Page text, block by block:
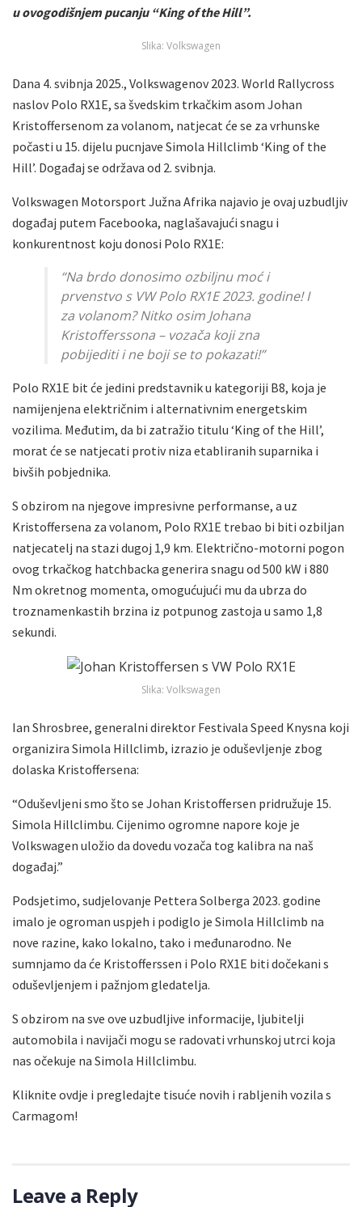
u ovogodišnjem pucanju “King of the Hill”.
Slika: Volkswagen
Dana 4. svibnja 2025., Volkswagenov 2023. World Rallycross
naslov Polo RX1E, sa švedskim trkačkim asom Johan
Kristoffersenom za volanom, natjecat će se za vrhunske
počasti u 15. dijelu pucnjave Simola Hillclimb ‘King of the
Hill’. Događaj se održava od 2. svibnja.
Volkswagen Motorsport Južna Afrika najavio je ovaj uzbudljiv
događaj putem Facebooka, naglašavajući snagu i
konkurentnost koju donosi Polo RX1E:
“Na brdo donosimo ozbiljnu moć i
prvenstvo s VW Polo RX1E 2023. godine! I
za volanom? Nitko osim Johana
Kristofferssona – vozača koji zna
pobijediti i ne boji se to pokazati!”
Polo RX1E bit će jedini predstavnik u kategoriji B8, koja je
namijenjena električnim i alternativnim energetskim
vozilima. Međutim, da bi zatražio titulu ‘King of the Hill’,
morat će se natjecati protiv niza etabliranih suparnika i
bivših pobjednika.
S obzirom na njegove impresivne performanse, a uz
Kristoffersena za volanom, Polo RX1E trebao bi biti ozbiljan
natjecatelj na stazi dugoj 1,9 km. Električno-motorni pogon
ovog trkačkog hatchbacka generira snagu od 500 kW i 880
Nm okretnog momenta, omogućujući mu da ubrza do
troznamenkastih brzina iz potpunog zastoja u samo 1,8
sekundi.
Slika: Volkswagen
Ian Shrosbree, generalni direktor Festivala Speed ​​Knysna koji
organizira Simola Hillclimb, izrazio je oduševljenje zbog
dolaska Kristoffersena:
“Oduševljeni smo što se Johan Kristoffersen pridružuje 15.
Simola Hillclimbu. Cijenimo ogromne napore koje je
Volkswagen uložio da dovedu vozača tog kalibra na naš
događaj.”
Podsjetimo, sudjelovanje Pettera Solberga 2023. godine
imalo je ogroman uspjeh i podiglo je Simola Hillclimb na
nove razine, kako lokalno, tako i međunarodno. Ne
sumnjamo da će Kristofferssen i Polo RX1E biti dočekani s
oduševljenjem i pažnjom gledatelja.
S obzirom na sve ove uzbudljive informacije, ljubitelji
automobila i navijači mogu se radovati vrhunskoj utrci koja
nas očekuje na Simola Hillclimbu.
Kliknite ovdje i pregledajte tisuće novih i rabljenih vozila s
Carmagom!
Leave a Reply